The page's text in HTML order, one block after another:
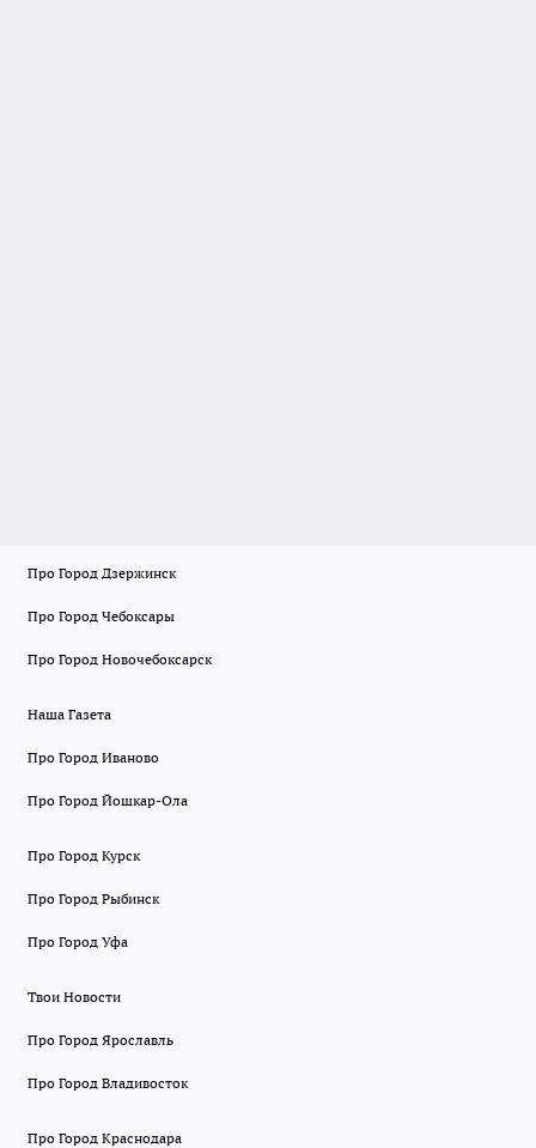
Про Город Дзержинск
Про Город Чебоксары
Про Город Новочебоксарск
Наша Газета
Про Город Иваново
Про Город Йошкар-Ола
Про Город Курск
Про Город Рыбинск
Про Город Уфа
Твои Новости
Про Город Ярославль
Про Город Владивосток
Про Город Краснодара